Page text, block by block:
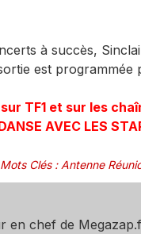
à succès,
est programmée
TF1 et sur les
AVEC LES
Mots Clés:Antenne
en chef de